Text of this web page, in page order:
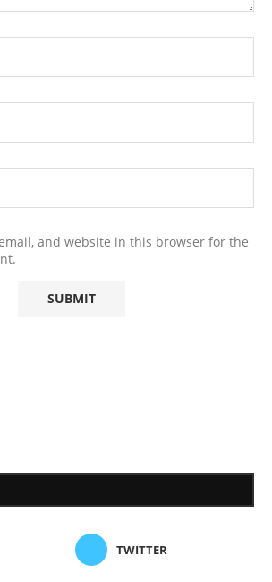
and website in this browser for the
TWITTER